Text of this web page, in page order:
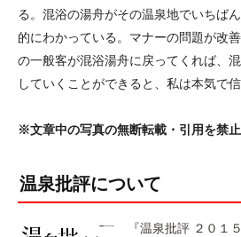
る。混浴の湯舟がその温泉地でいちば
的にわかっている。マナーの問題が改
の一般客が混浴湯舟に戻ってくれば、
していくことができると、私は本気で信
※文章中の写真の無断転載・引用を禁止
温泉批評について
『温泉批評 ２０１